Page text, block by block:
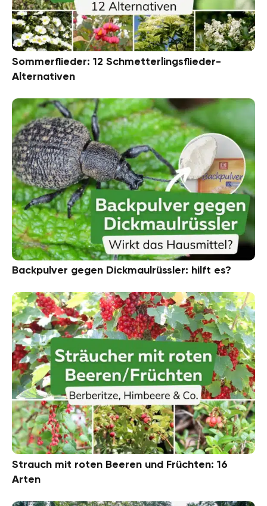
Sommerflieder: 12 Schmetterlingsflieder-
Alternativen
Backpulver gegen Dickmaulrüssler: hilft es?
Strauch mit roten Beeren und Früchten: 16
Arten